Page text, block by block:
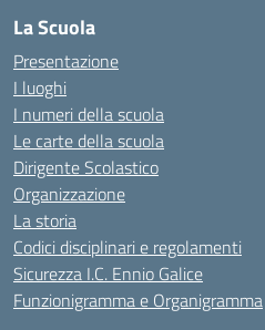
La Scuola
Presentazione
I luoghi
I numeri della scuola
Le carte della scuola
Dirigente Scolastico
Organizzazione
La storia
Codici disciplinari e regolamenti
Sicurezza I.C. Ennio Galice
Funzionigramma e Organigramma